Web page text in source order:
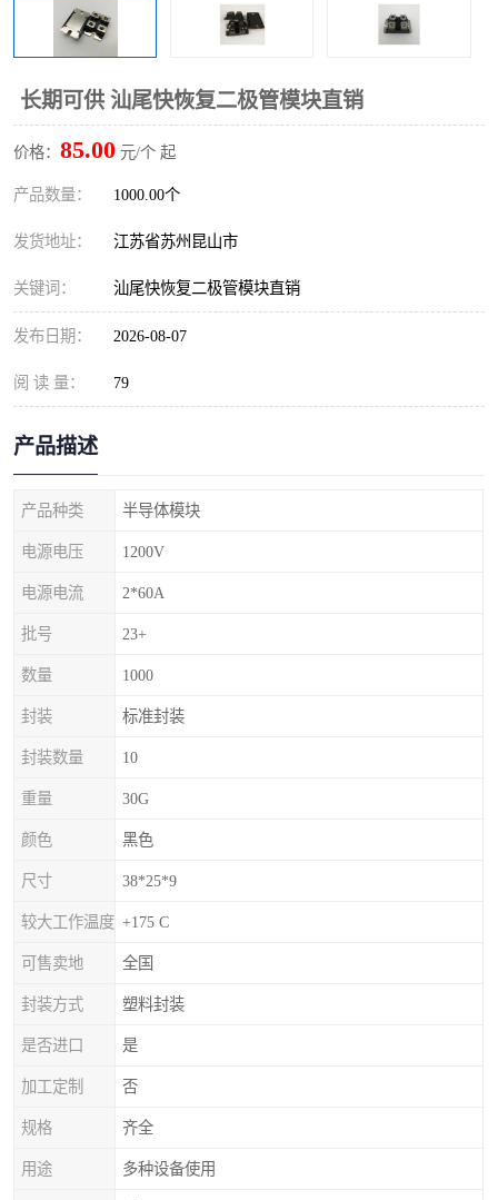
长期可供 汕尾快恢复二极管模块直销
价格： 85.00 元/个 起
产品数量： 1000.00个
发货地址： 江苏省苏州昆山市
关键词： 汕尾快恢复二极管模块直销
发布日期： 2026-08-07
阅 读 量： 79
产品描述
产品种类 半导体模块
电源电压 1200V
电源电流 2*60A
批号 23+
数量 1000
封装 标准封装
封装数量 10
重量 30G
颜色 黑色
尺寸 38*25*9
较大工作温度 +175 C
可售卖地 全国
封装方式 塑料封装
是否进口 是
加工定制 否
规格 齐全
用途 多种设备使用